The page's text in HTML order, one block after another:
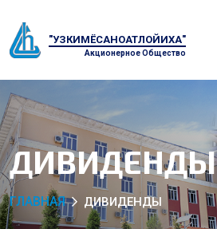
"УЗКИМЁСАНОАТЛОЙИХА"
Акционерное Общество
ДИВИДЕНДЫ
ГЛАВНАЯ ДИВИДЕНДЫ